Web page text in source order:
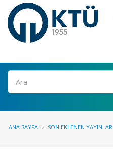
Ara
ANA SAYFA SON EKLENEN YAYINLAR